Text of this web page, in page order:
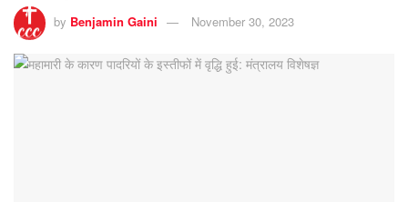
by Benjamin Gaini November 30, 2023